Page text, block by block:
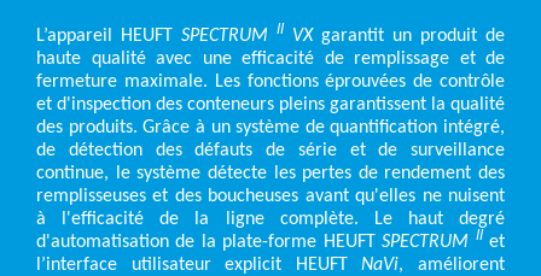
L’appareil HEUFT SPECTRUM II VX garantit un produit de
haute qualité avec une efficacité de remplissage et de
fermeture maximale. Les fonctions éprouvées de contrôle
et d'inspection des conteneurs pleins garantissent la qualité
des produits. Grâce à un système de quantification intégré,
de détection des défauts de série et de surveillance
continue, le système détecte les pertes de rendement des
remplisseuses et des boucheuses avant qu'elles ne nuisent
à l'efficacité de la ligne complète. Le haut degré
d'automatisation de la plate-forme HEUFT SPECTRUM IIet
l’interface utilisateur explicit HEUFTNaVi, améliorent